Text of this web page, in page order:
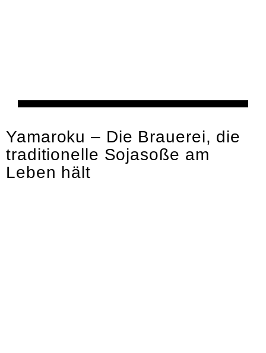
Yamaroku – Die Brauerei, die
traditionelle Sojasoße am
Leben hält